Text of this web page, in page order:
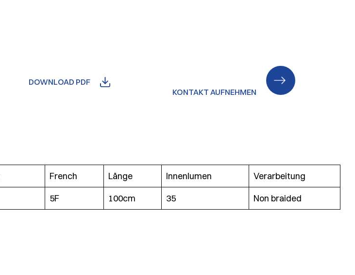
DOWNLOAD PDF
KONTAKT AUFNEHMEN
French Länge Innenlumen
Verarbeitung
5F 100cm 35 Non braided